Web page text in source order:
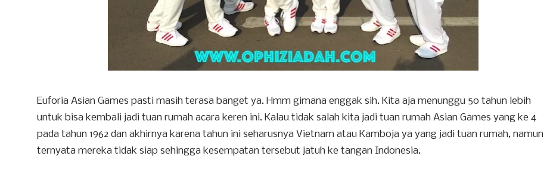
Euforia Asian Games pasti masih terasa banget ya. Hmm gimana enggak sih. Kita aja menunggu 50 tahun lebih
untuk bisa kembali jadi tuan rumah acara keren ini. Kalau tidak salah kita jadi tuan rumah Asian Games yang ke 4
pada tahun 1962 dan akhirnya karena tahun ini seharusnya Vietnam atau Kamboja ya yang jadi tuan rumah, namun
ternyata mereka tidak siap sehingga kesempatan tersebut jatuh ke tangan Indonesia.